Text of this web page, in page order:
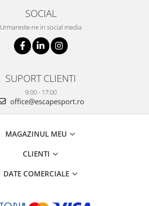
SOCIAL
Urmareste-ne in social media
SUPORT CLIENTI
9:00 - 17:00
office@escapesport.ro
MAGAZINUL MEU
CLIENTI
DATE COMERCIALE